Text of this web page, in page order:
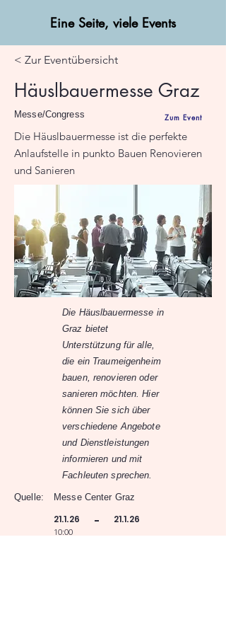
Eine Seite, viele Events
< Zur Eventübersicht
Häuslbauermesse Graz
Messe/Congress Zum Event
Die Häuslbauermesse ist die perfekte
Anlaufstelle in punkto Bauen Renovieren
und Sanieren
Die Häuslbauermesse in
Graz bietet
Unterstützung für alle,
die ein Traumeigenheim
bauen, renovieren oder
sanieren möchten. Hier
können Sie sich über
verschiedene Angebote
und Dienstleistungen
informieren und mit
Fachleuten sprechen.
Quelle: Messe Center Graz
21.1.26 - 21.1.26
10:00